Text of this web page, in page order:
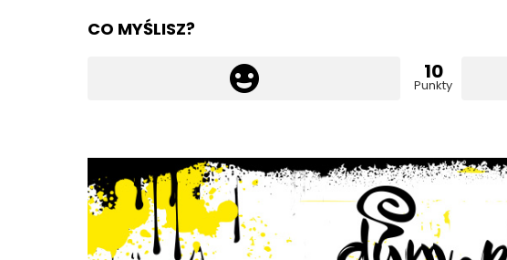
CO MYŚLISZ?
10
Punkty